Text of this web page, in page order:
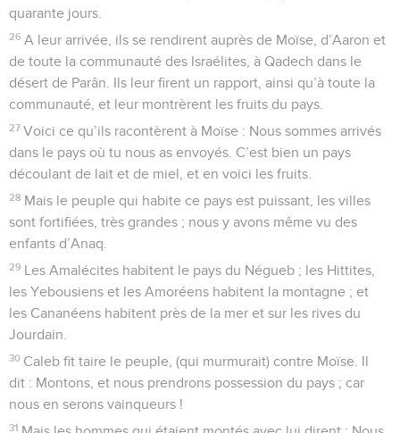
quarante jours.
26 A leur arrivée, ils se rendirent auprès de Moïse, d’Aaron et
de toute la communauté des Israélites, à Qadech dans le
désert de Parân. Ils leur firent un rapport, ainsi qu’à toute la
communauté, et leur montrèrent les fruits du pays.
27 Voici ce qu’ils racontèrent à Moïse : Nous sommes arrivés
dans le pays où tu nous as envoyés. C’est bien un pays
découlant de lait et de miel, et en voici les fruits.
28 Mais le peuple qui habite ce pays est puissant, les villes
sont fortifiées, très grandes ; nous y avons même vu des
enfants d’Anaq.
29 Les Amalécites habitent le pays du Négueb ; les Hittites,
les Yebousiens et les Amoréens habitent la montagne ; et
les Cananéens habitent près de la mer et sur les rives du
Jourdain.
30 Caleb fit taire le peuple, (qui murmurait) contre Moïse. Il
dit : Montons, et nous prendrons possession du pays ; car
nous en serons vainqueurs !
31